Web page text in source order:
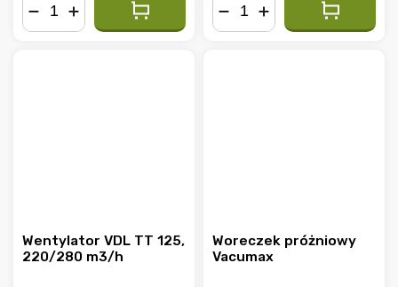
Wentylator VDL TT 125,
220/280 m3/h
Woreczek próżniowy
Vacumax